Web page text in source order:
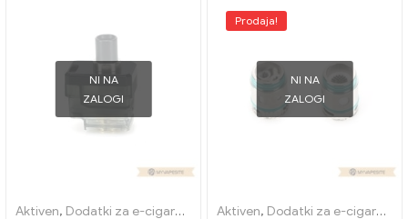
NI NA
ZALOGI
Aktiven, Dodatki za e-cigarete
Uparjalnik
Prodaja!
NI NA
ZALOGI
Aktiven, Dodatki za e-cigarete